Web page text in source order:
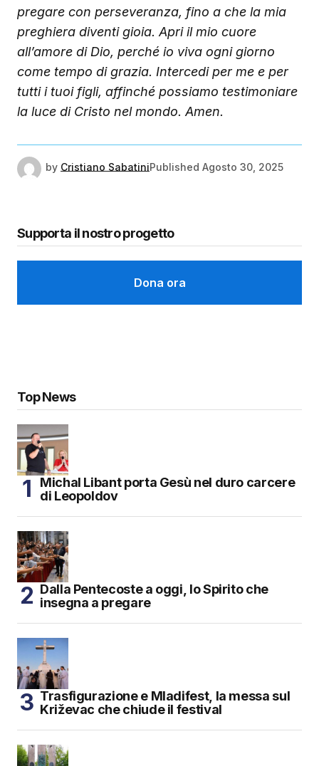
pregare con perseveranza, fino a che la mia
preghiera diventi gioia. Apri il mio cuore
all’amore di Dio, perché io viva ogni giorno
come tempo di grazia. Intercedi per me e per
tutti i tuoi figli, affinché possiamo testimoniare
la luce di Cristo nel mondo. Amen.
by Cristiano SabatiniPublished Agosto 30, 2025
Supporta il nostro progetto
Dona ora
Top News
Michal Libant porta Gesù nel duro carcere
di Leopoldov
Dalla Pentecoste a oggi, lo Spirito che
insegna a pregare
Trasfigurazione e Mladifest, la messa sul
Križevac che chiude il festival